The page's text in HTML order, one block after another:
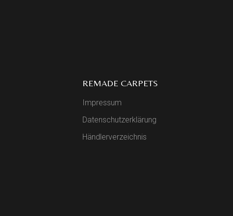
REMADE CARPETS
Impressum
Datenschutzerklärung
Händlerverzeichnis